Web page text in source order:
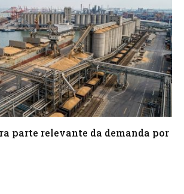
parte relevante da demanda por